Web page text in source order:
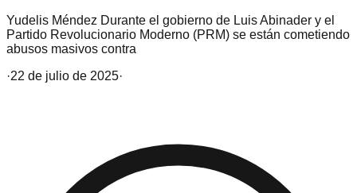
Yudelis Méndez Durante el gobierno de Luis Abinader y el
Partido Revolucionario Moderno (PRM) se están cometiendo
abusos masivos contra
·22 de julio de 2025·